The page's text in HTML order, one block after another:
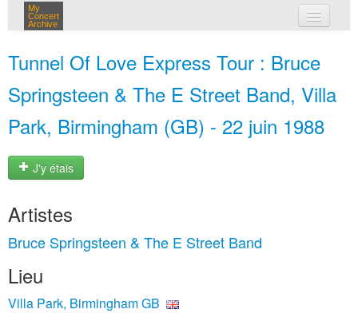
My
Concert
Archive
Tunnel Of Love Express Tour : Bruce
Springsteen & The E Street Band, Villa
Park, Birmingham (GB) - 22 juin 1988
J'y étais
Artistes
Bruce Springsteen & The E Street Band
Lieu
Villa Park, Birmingham GB